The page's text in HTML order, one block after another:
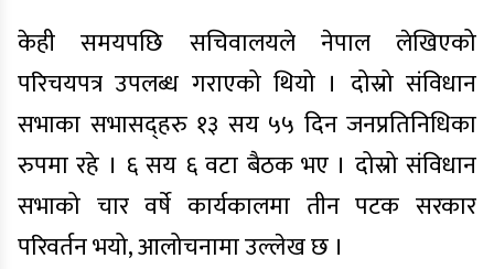
केही समयपछि सचिवालयले नेपाल लेखिएको
परिचयपत्र उपलब्ध गराएको थियो । दोस्रो संविधान
सभाका सभासद्हरु १३ सय ५५ दिन जनप्रतिनिधिका
रुपमा रहे । ६ सय ६ वटा बैठक भए । दोस्रो संविधान
सभाको चार वर्षे कार्यकालमा तीन पटक सरकार
परिवर्तन भयो, आलोचनामा उल्लेख छ ।